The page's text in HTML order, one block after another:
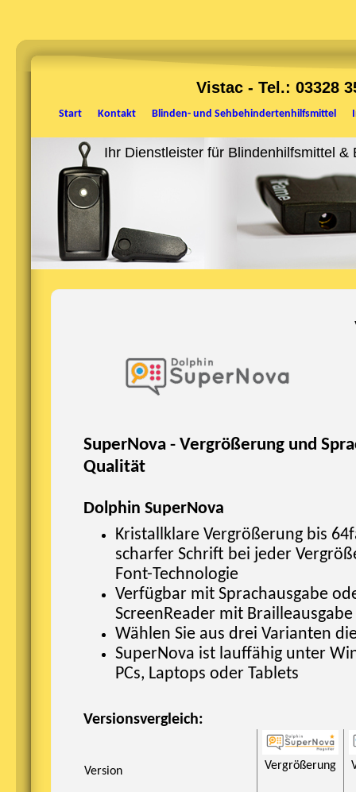
Vistac - Tel.: 03328
Start Kontakt Blinden- und Sehbehindertenhilfsmittel
Ihr Dienstleister für Blindenhilfsmittel &
SuperNova - Vergrößerung und
Qualität
Dolphin SuperNova
Kristallklare Vergrößerung bis
scharfer Schrift bei jeder
Font-Technologie
Verfügbar mit Sprachausgabe
ScreenReader mit Brailleausgabe
Wählen Sie aus drei Varianten
SuperNova ist lauffähig unter
PCs, Laptops oder Tablets
Versionsvergleich:
Version Vergrößerung